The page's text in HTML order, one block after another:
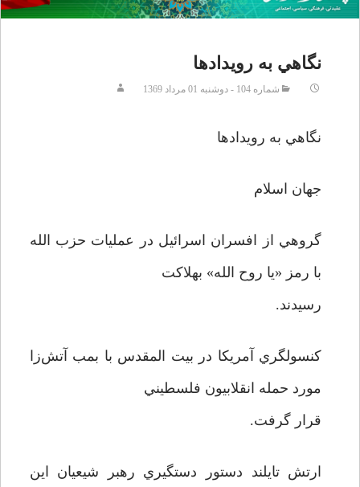
نگاهي به رويدادها
شماره 104 - دوشنبه 01 مرداد 1369
نگاهي به رويدادها
جهان اسلام
گروهي از افسران اسرائيل در عمليات حزب الله
با رمز «يا روح الله» بهلاکت
رسيدند.
کنسولگري آمريکا در بيت المقدس با بمب آتش‌زا
مورد حمله انقلابيون فلسطيني
قرار گرفت.
ارتش تايلند دستور دستگيري رهبر شيعيان اين